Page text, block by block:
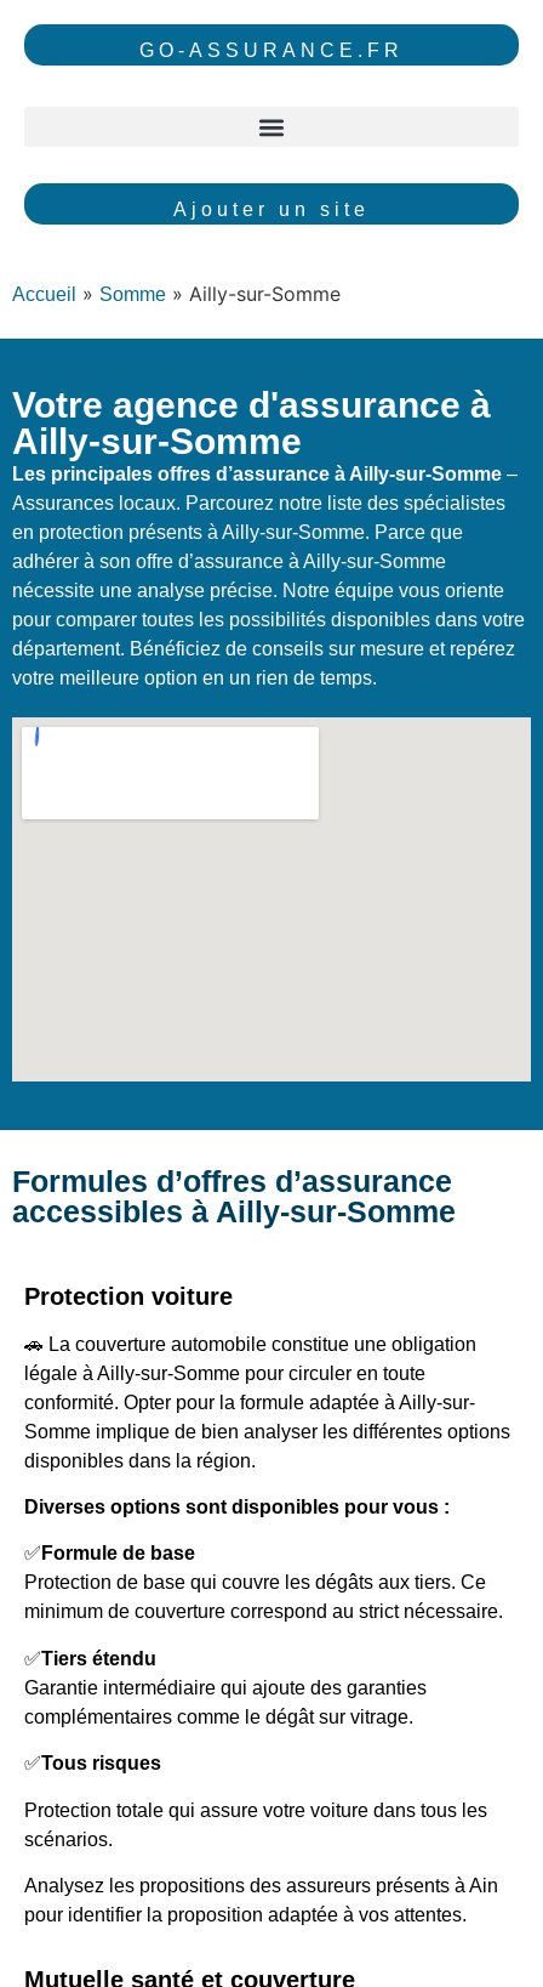
GO-ASSURANCE.FR
Ajouter un site
Accueil » Somme » Ailly-sur-Somme
Votre agence d'assurance à
Ailly-sur-Somme
Les principales offres d’assurance à Ailly-sur-Somme –
Assurances locaux. Parcourez notre liste des spécialistes
en protection présents à Ailly-sur-Somme. Parce que
adhérer à son offre d’assurance à Ailly-sur-Somme
nécessite une analyse précise. Notre équipe vous oriente
pour comparer toutes les possibilités disponibles dans votre
département. Bénéficiez de conseils sur mesure et repérez
votre meilleure option en un rien de temps.
Formules d’offres d’assurance
accessibles à Ailly-sur-Somme
Protection voiture
🚗 La couverture automobile constitue une obligation
légale à Ailly-sur-Somme pour circuler en toute
conformité. Opter pour la formule adaptée à Ailly-sur-
Somme implique de bien analyser les différentes options
disponibles dans la région.
Diverses options sont disponibles pour vous :
✅ Formule de base
Protection de base qui couvre les dégâts aux tiers. Ce
minimum de couverture correspond au strict nécessaire.
✅Tiers étendu
Garantie intermédiaire qui ajoute des garanties
complémentaires comme le dégât sur vitrage.
✅Tous risques
Protection totale qui assure votre voiture dans tous les
scénarios.
Analysez les propositions des assureurs présents à Ain
pour identifier la proposition adaptée à vos attentes.
Mutuelle santé et couverture